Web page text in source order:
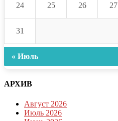
24 25 26 27
31
« Июль
АРХИВ
Август 2026
Июль 2026